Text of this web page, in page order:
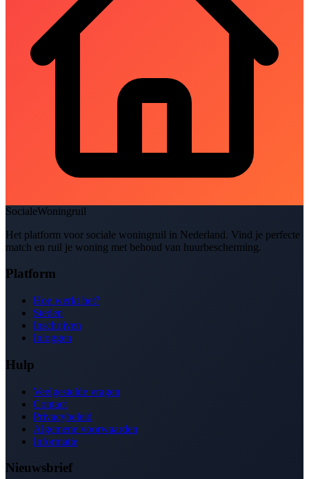
SocialeWoningruil
Het platform voor sociale woningruil in Nederland. Vind je perfecte
match en ruil je woning met behoud van huurbescherming.
Platform
Hoe werkt het?
Steden
Inschrijven
Inloggen
Hulp
Veelgestelde vragen
Contact
Privacybeleid
Algemene voorwaarden
Informatie
Nieuwsbrief